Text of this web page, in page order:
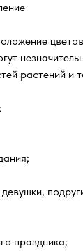
растений и
праздника;